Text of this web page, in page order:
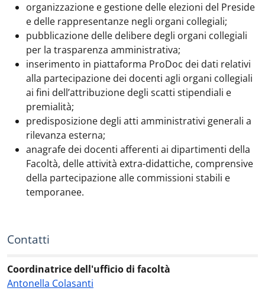
organizzazione e gestione delle elezioni del Preside
e delle rappresentanze negli organi collegiali;
pubblicazione delle delibere degli organi collegiali
per la trasparenza amministrativa;
inserimento in piattaforma ProDoc dei dati relativi
alla partecipazione dei docenti agli organi collegiali
ai fini dell’attribuzione degli scatti stipendiali e
premialità;
predisposizione degli atti amministrativi generali a
rilevanza esterna;
anagrafe dei docenti afferenti ai dipartimenti della
Facoltà, delle attività extra-didattiche, comprensive
della partecipazione alle commissioni stabili e
temporanee.
Contatti
Coordinatrice dell'ufficio di facoltà
Antonella Colasanti